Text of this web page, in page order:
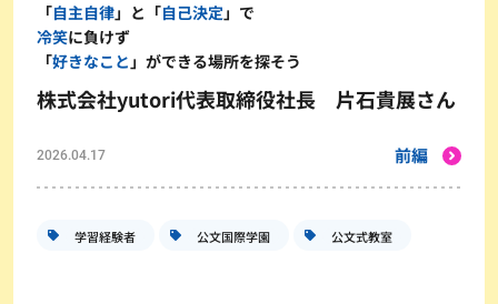
「自主自律」と「自己決定」で
冷笑に負けず
「好きなこと」ができる場所を探そう
株式会社yutori代表取締役社長 片石貴展さん
2026.04.17 前編
学習経験者 公文国際学園 公文式教室